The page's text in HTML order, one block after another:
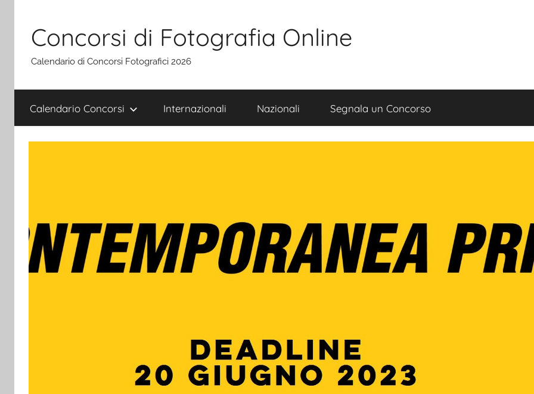
contenuto
Concorsi di Fotografia Online
Calendario di Concorsi Fotografici 2026
Calendario Concorsi Internazionali Nazionali Segnala un Concorso